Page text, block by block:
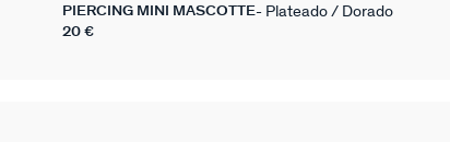
PIERCING MINI MASCOTTE Plateado / Dorado
20 €